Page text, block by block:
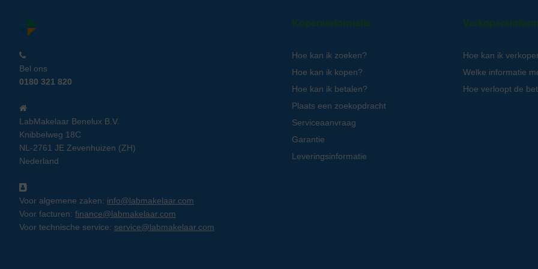
Bel ons
0180 321 820
LabMakelaar Benelux B.V.
Knibbelweg 18C
NL-2761 JE Zevenhuizen (ZH)
Nederland
Voor algemene zaken: info@labmakelaar.com
Voor facturen: finance@labmakelaar.com
Voor technische service: service@labmakelaar.com
Kopersinformatie
Hoe kan ik zoeken?
Hoe kan ik kopen?
Hoe kan ik betalen?
Plaats een zoekopdracht
Serviceaanvraag
Garantie
Leveringsinformatie
Hoe kan ik
Welke informatie
Hoe verloopt de